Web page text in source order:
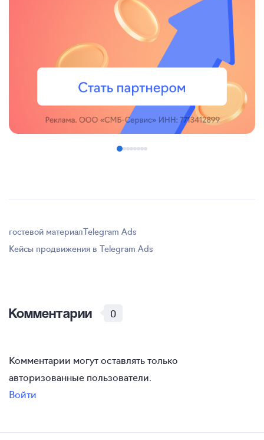
гостевой материалTelegram Ads
Кейсы продвижения в Telegram Ads
Комментарии 0
Комментарии могут оставлять только
авторизованные пользователи.
Войти